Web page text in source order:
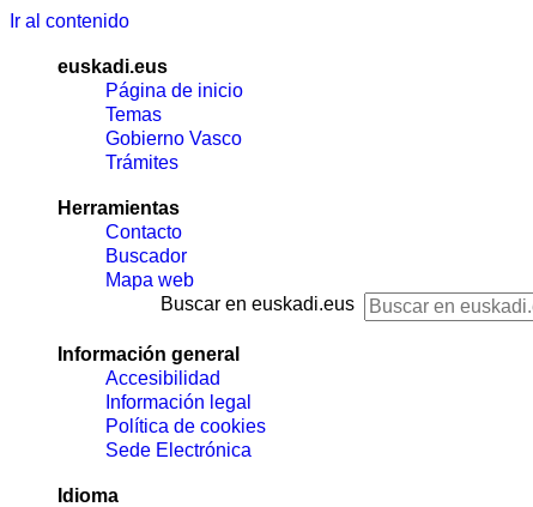
Ir al contenido
euskadi.eus
Página de inicio
Temas
Gobierno Vasco
Trámites
Herramientas
Contacto
Buscador
Mapa web
Buscar en euskadi.eus
Información general
Accesibilidad
Información legal
Política de cookies
Sede Electrónica
Idioma